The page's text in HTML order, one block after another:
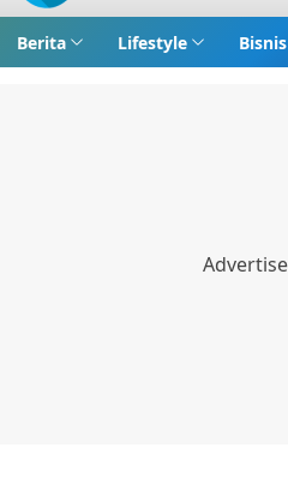
Berita Lifestyle Bisnis